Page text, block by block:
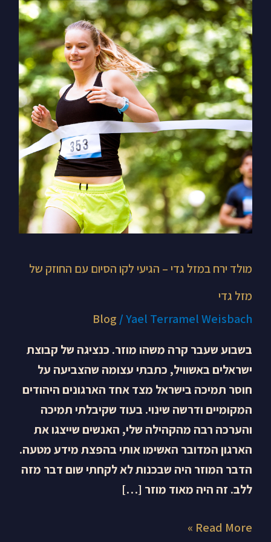
מולד ירח במזל גדי – הגיעי לקו הסיום עם החוזק של
מזל גדי
Blog /Yael Terramel Weisbach
בשבוע שעבר קרה משהו מוזר. כנציגה של קבוצת
ישראלים באשוויל, כתבתי עצומה שהצביעה על
חוסר תמיכה בישראל מצד אחד הארגונים היהודים
המקומיים ודרשה שינוי. בעוד שקיבלתי תמיכה
והערכה רבה מהקהילה שלי, האנשים שייצגו את
הארגון המדובר האשימו אותי בהפצת מידע מטעה.
הדבר המוזר היה שבכנות לא לקחתי שום דבר מזה
ללב. זה היה מאוד מוזר […]
מולד
ירח
במזל
גדי
–
הגיעי
לקו
הסיום
עם
החוזק
של
מזל
Read More »